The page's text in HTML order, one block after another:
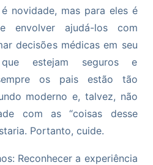
novidade, mas para eles é
envolver ajudá-los com
decisões médicas em seu
estejam seguros e
os pais estão tão
moderno e, talvez, não
com as “coisas desse
Portanto, cuide.
Reconhecer a experiência